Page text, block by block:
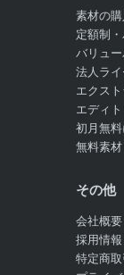
素材の
定額制
バリュ
法人ラ
エクス
エディ
初月無
無料素材
その他
会社概要
採用情報
特定商